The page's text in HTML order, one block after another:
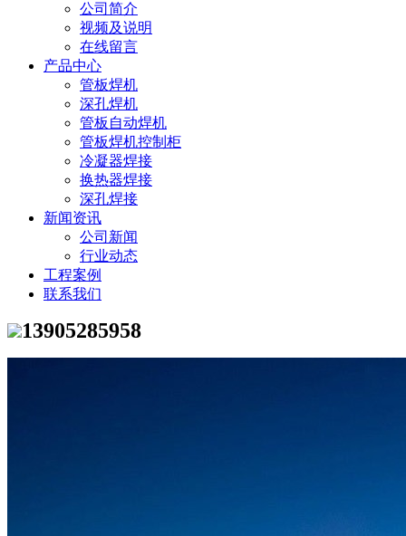
公司简介
视频及说明
在线留言
产品中心
管板焊机
深孔焊机
管板自动焊机
管板焊机控制柜
冷凝器焊接
换热器焊接
深孔焊接
新闻资讯
公司新闻
行业动态
工程案例
联系我们
13905285958